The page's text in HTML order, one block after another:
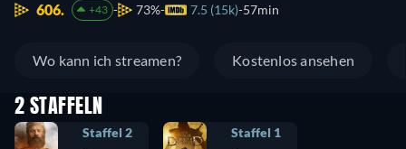
606.
+43 73% 7.5 (15k) 57min
Wo kann ich streamen? Kostenlos ansehen
2 STAFFELN
Staffel 2
Staffel 1